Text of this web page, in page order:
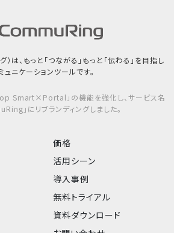
は、もっと「つながる」もっと「伝わる」を目指し
ュニケーションツールです。
Smart×Portal」の機能を強化し、サービス名
」にリブランディングしました。
価格
活用シーン
導入事例
無料トライアル
資料ダウンロード